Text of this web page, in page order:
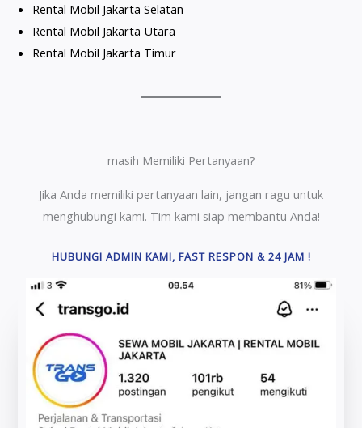
Rental Mobil Jakarta Selatan
Rental Mobil Jakarta Utara
Rental Mobil Jakarta Timur
masih Memiliki Pertanyaan?
Jika Anda memiliki pertanyaan lain, jangan ragu untuk
menghubungi kami. Tim kami siap membantu Anda!
HUBUNGI ADMIN KAMI, FAST RESPON & 24 JAM !